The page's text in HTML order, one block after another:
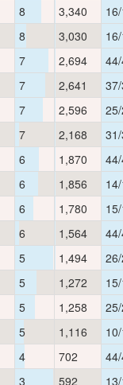
8 3,340
8 3,030
7 2,694
7 2,641
7 2,596
7 2,168
6 1,870
6 1,856
6 1,780
6 1,564
5 1,494
5 1,272
5 1,258
5 1,116
4 702
3 592